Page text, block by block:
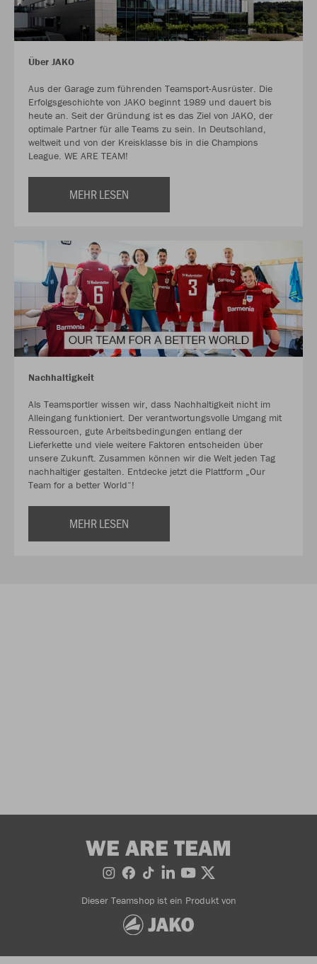
Über JAKO
Aus der Garage zum führenden Teamsport-Ausrüster. Die
Erfolgsgeschichte von JAKO beginnt 1989 und dauert bis
heute an. Seit der Gründung ist es das Ziel von JAKO, der
optimale Partner für alle Teams zu sein. In Deutschland,
weltweit und von der Kreisklasse bis in die Champions
League. WE ARE TEAM!
MEHR LESEN
Nachhaltigkeit
Als Teamsportler wissen wir, dass Nachhaltigkeit nicht im
Alleingang funktioniert. Der verantwortungsvolle Umgang mit
Ressourcen, gute Arbeitsbedingungen entlang der
Lieferkette und viele weitere Faktoren entscheiden über
unsere Zukunft. Zusammen können wir die Welt jeden Tag
nachhaltiger gestalten. Entdecke jetzt die Plattform „Our
Team for a better World“!
MEHR LESEN
WE ARE TEAM
Dieser Teamshop ist ein Produkt von